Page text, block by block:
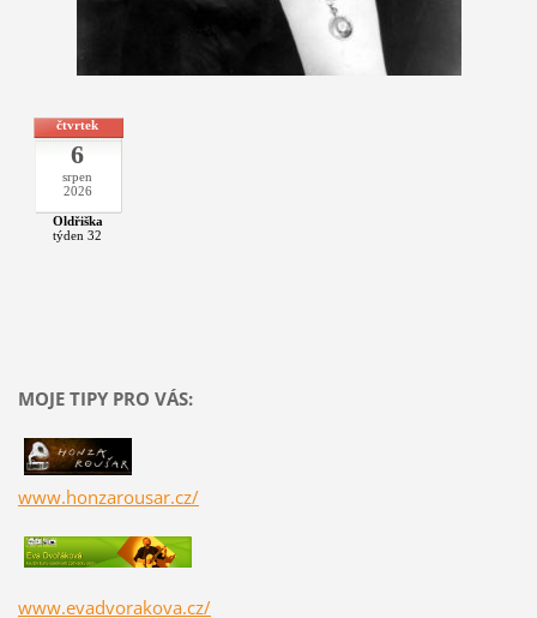
čtvrtek
6
srpen
2026
Oldřiška
týden 32
MOJE TIPY PRO VÁS:
www.honzarousar.cz/
www.evadvorakova.cz/